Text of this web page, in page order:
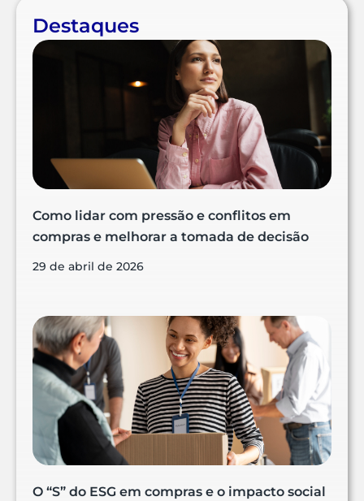
Destaques
Como lidar com pressão e conflitos em
compras e melhorar a tomada de decisão
29 de abril de 2026
O “S” do ESG em compras e o impacto social